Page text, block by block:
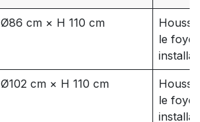
Ø86 cm × H 110 cm
le
Ø102 cm × H 110 cm
le